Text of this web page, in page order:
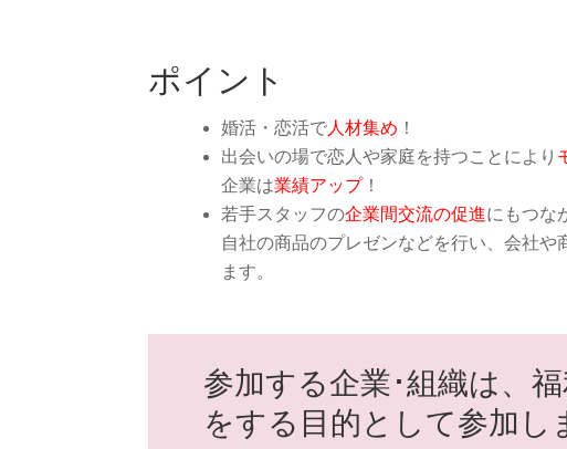
ポイント
婚活・恋活で人材集め ！
出会いの場で恋人や家庭を持つことにより
企業は業績アップ！
若手スタッフの企業間交流の促進にもつな
自社の商品のプレゼンなどを行い、会社や
ます。
参加する企業･組織は、
をする目的として参加し